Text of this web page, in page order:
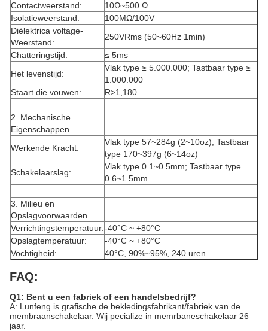
Contactweerstand:
10Ω~500 Ω
Isolatieweerstand:
100MΩ/100V
Diëlektrica voltage-
Weerstand:
250VRms (50~60Hz 1min)
Chatteringstijd:
≤ 5ms
Het levenstijd:
Vlak type ≥ 5.000.000; Tastbaar type ≥
1.000.000
Staart die vouwen:
R>1,180
2. Mechanische
Eigenschappen
Werkende Kracht:
Vlak type 57~284g (2~10oz); Tastbaar
type 170~397g (6~14oz)
Schakelaarslag:
Vlak type 0.1~0.5mm; Tastbaar type
0.6~1.5mm
3. Milieu en
Opslagvoorwaarden
Verrichtingstemperatuur:-40°C ~ +80°C
Opslagtemperatuur:
-40°C ~ +80°C
Vochtigheid:
40°C, 90%~95%, 240 uren
FAQ:
Q1: Bent u een fabriek of een handelsbedrijf?
A: Lunfeng is grafische de bekledingsfabrikant/fabriek van de
membraanschakelaar. Wij pecialize in memrbaneschakelaar 26
jaar.